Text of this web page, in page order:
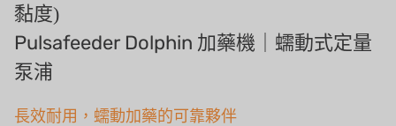
法國 SUNTEC
美國 PUROLITE
日本 NOP
黏度)
Pulsafeeder Dolphin 加藥機｜蠕動式定量
泵浦
長效耐用，蠕動加藥的可靠夥伴